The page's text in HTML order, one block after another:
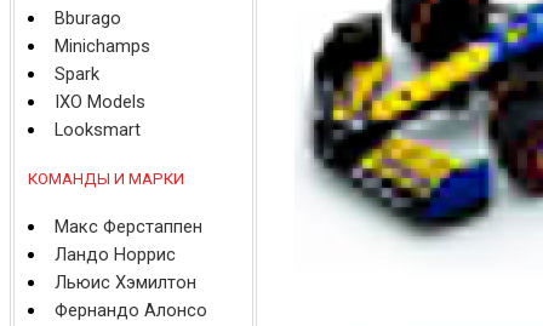
Bburago
Minichamps
Spark
IXO Models
Looksmart
КОМАНДЫ И МАРКИ
Макс Ферстаппен
Ландо Норрис
Льюис Хэмилтон
Фернандо Алонсо